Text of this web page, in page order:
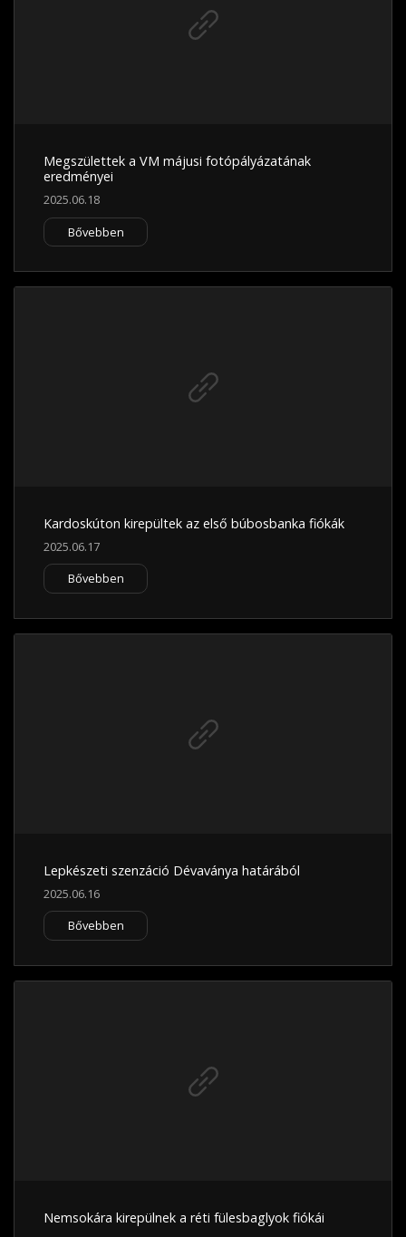
Megszülettek a VM májusi fotópályázatának
eredményei
2025.06.18
Bővebben
Kardoskúton kirepültek az első búbosbanka fiókák
2025.06.17
Bővebben
Lepkészeti szenzáció Dévaványa határából
2025.06.16
Bővebben
Nemsokára kirepülnek a réti fülesbaglyok fiókái